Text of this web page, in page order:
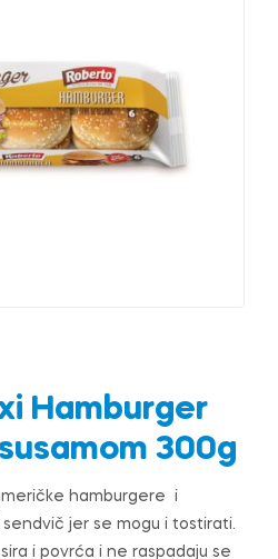
Hamburger
300g
hamburgere i
jer se mogu i tostirati.
i povrća i ne raspadaju se